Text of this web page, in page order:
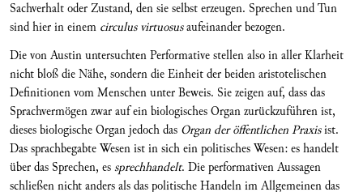
Sachverhalt oder Zustand, den sie selbst erzeugen. Sprechen und Tun
sind hier in einem circulus virtuosusaufeinander bezogen.
Die von Austin untersuchten Performative stellen also in aller Klarheit
nicht bloß die Nähe, sondern die Einheit der beiden aristotelischen
Definitionen vom Menschen unter Beweis. Sie zeigen auf, dass das
Sprachvermögen zwar auf ein biologisches Or­gan zurückzuführen ist,
dieses biologische Organ jedoch das Organ der öffentlichen Praxisist.
Das sprachbegabte Wesen ist in sich ein politisches We­sen: es handelt
über das Sprechen, essprechhandelt. Die performativen Aussagen
schließen nicht anders als das politi­sche Handeln im Allgemeinen das